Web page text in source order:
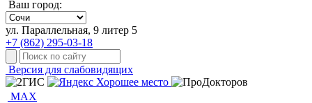
Ваш город:
ул. Параллельная, 9 литер 5
+7 (862) 295-03-18
Версия для слабовидящих
MAX